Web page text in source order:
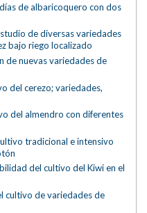
de albaricoquero con dos
de diversas variedades
bajo riego localizado
nuevas variedades de
del cerezo; variedades,
del almendro con diferentes
tradicional e intensivo
del cultivo del Kiwi en el
cultivo de variedades de